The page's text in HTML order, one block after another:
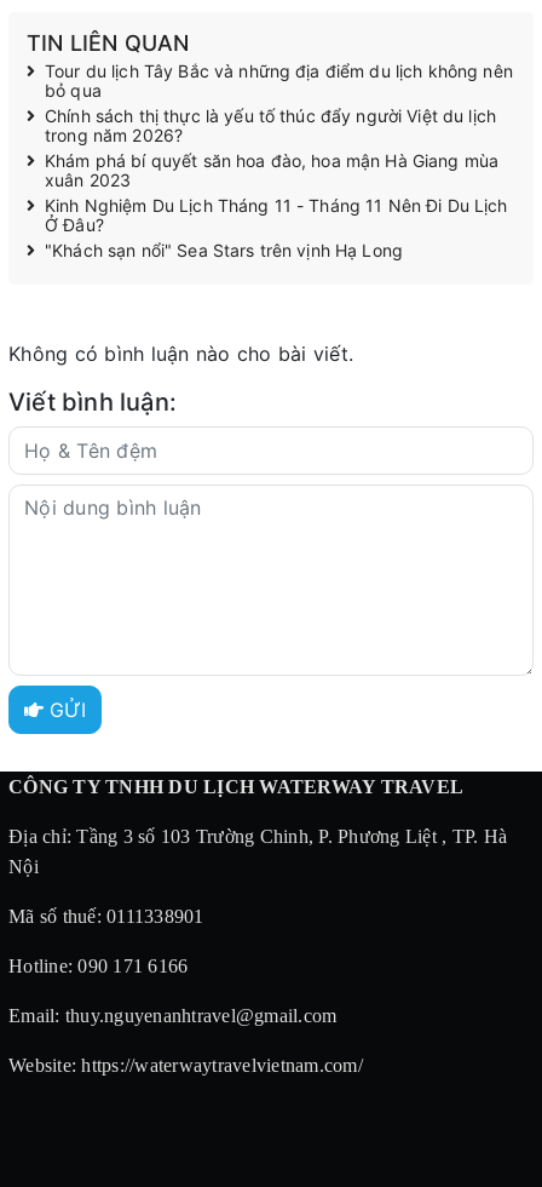
TIN LIÊN QUAN
Tour du lịch Tây Bắc và những địa điểm du lịch không nên
bỏ qua
Chính sách thị thực là yếu tố thúc đẩy người Việt du lịch
trong năm 2026?
Khám phá bí quyết săn hoa đào, hoa mận Hà Giang mùa
xuân 2023
Kinh Nghiệm Du Lịch Tháng 11 - Tháng 11 Nên Đi Du Lịch
Ở Đâu?
"Khách sạn nổi" Sea Stars trên vịnh Hạ Long
Không có bình luận nào cho bài viết.
Viết bình luận:
GỬI
CÔNG TY TNHH DU LỊCH WATERWAY TRAVEL
Địa chỉ: Tầng 3 số 103 Trường Chinh, P. Phương Liệt , TP. Hà
Nội
Mã số thuế: 0111338901
Hotline: 090 171 6166
Email: thuy.nguyenanhtravel@gmail.com
Website: https://waterwaytravelvietnam.com/